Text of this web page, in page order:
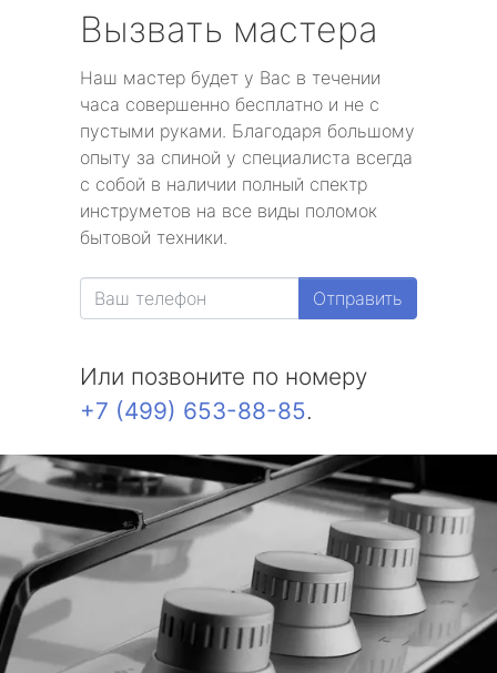
Вызвать мастера
Наш мастер будет у Вас в течении
часа совершенно бесплатно и не с
пустыми руками. Благодаря большому
опыту за спиной у специалиста всегда
с собой в наличии полный спектр
инструметов на все виды поломок
бытовой техники.
Отправить
Или позвоните по номеру
+7 (499) 653-88-85.